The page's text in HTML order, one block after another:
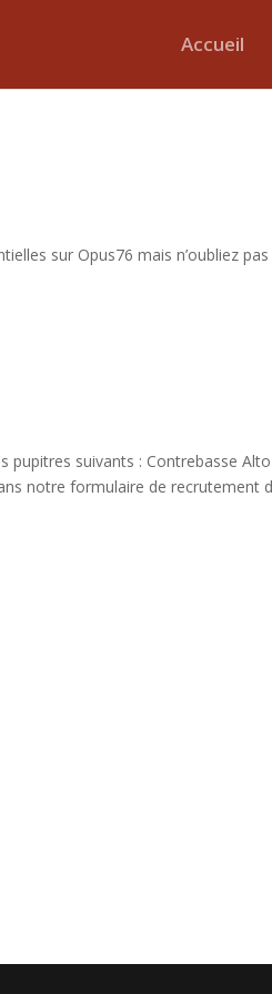
Accueil
sur Opus76 mais n’oubliez
suivants : Contrebasse Alto
notre formulaire de recrutement